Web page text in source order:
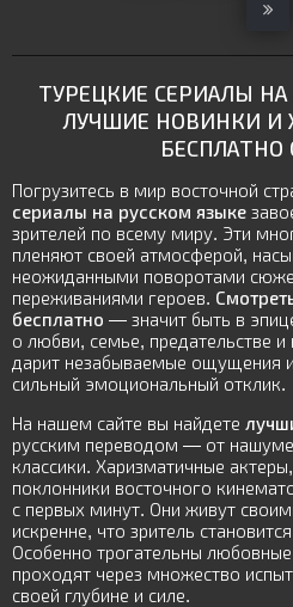
ТУРЕЦКИЕ СЕРИАЛЫ
ЛУЧШИЕ НОВИНКИ И
БЕСПЛАТНО
Погрузитесь в мир восточной
сериалы на русском языке
зрителей по всему миру. Эти
пленяют своей атмосферой,
неожиданными поворотами
переживаниями героев.
бесплатно — значит быть в
о любви, семье, предательстве
дарит незабываемые ощущения и
сильный эмоциональный отклик.
На нашем сайте вы найдете
русским переводом — от
классики. Харизматичные
поклонники восточного
с первых минут. Они живут
искренне, что зритель
Особенно трогательны любовные
проходят через множество
своей глубине и силе.